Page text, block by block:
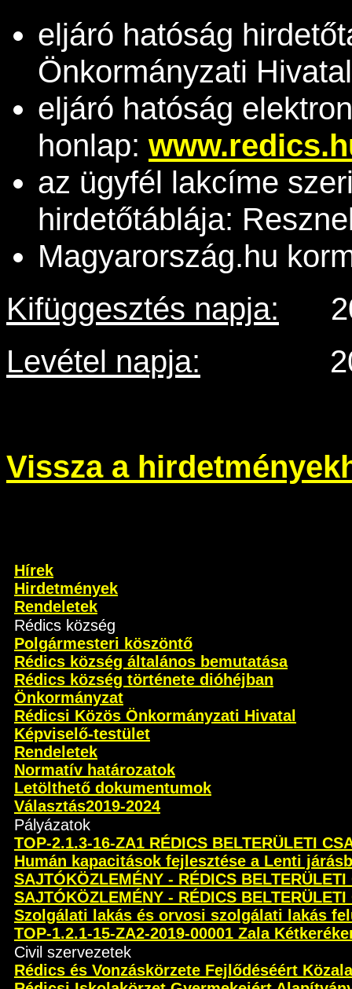
eljáró hatóság
Önkormányzati
eljáró hatóság
honlap:
az ügyfél lakcíme
hirdetőtáblája:
Magyarország.hu
Kifüggesztés napja:
Levétel napja: 2015.
Vissza a
Hírek
Hirdetmények
Rendeletek
Rédics község
Polgármesteri köszöntő
Rédics község általános bemutatása
Rédics község története dióhéjban
Önkormányzat
Rédicsi Közös Önkormányzati Hivatal
Képviselő-testület
Rendeletek
Normatív határozatok
Letölthető dokumentumok
Választás2019-2024
Pályázatok
TOP-2.1.3-16-ZA1 RÉDICS BELTERÜLETI
Humán kapacitások fejlesztése a Lenti
SAJTÓKÖZLEMÉNY - RÉDICS
SAJTÓKÖZLEMÉNY - RÉDICS
Szolgálati lakás és orvosi szolgálati lakás
TOP-1.2.1-15-ZA2-2019-00001 Zala
Civil szervezetek
Rédics és Vonzáskörzete Fejlődéséért